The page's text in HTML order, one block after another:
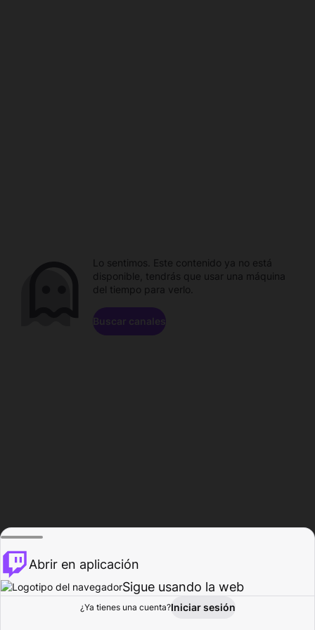
Explorar Actividad
Lo sentimos. Este contenido ya no está
disponible, tendrás que usar una máquina
del tiempo para verlo.
Buscar canales
Abrir en aplicación
Sigue usando la web
¿Ya tienes una cuenta?Iniciar sesión